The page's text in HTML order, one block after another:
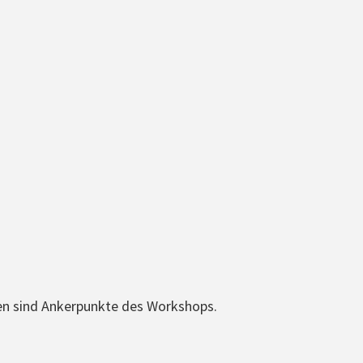
sind Ankerpunkte des Workshops.